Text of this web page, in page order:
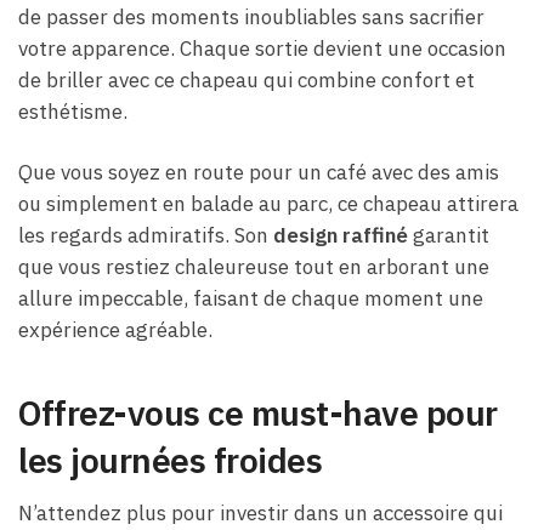
de passer des moments inoubliables sans sacrifier
votre apparence. Chaque sortie devient une occasion
de briller avec ce chapeau qui combine confort et
esthétisme.
Que vous soyez en route pour un café avec des amis
ou simplement en balade au parc, ce chapeau attirera
les regards admiratifs. Son design raffinégarantit
que vous restiez chaleureuse tout en arborant une
allure impeccable, faisant de chaque moment une
expérience agréable.
Offrez-vous ce must-have pour
les journées froides
N’attendez plus pour investir dans un accessoire qui